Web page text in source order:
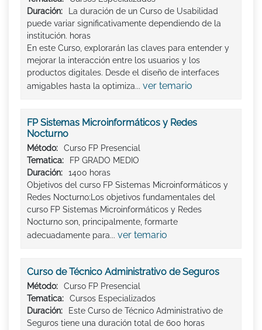
Duración:
La duración de un Curso de Usabilidad
puede variar significativamente dependiendo de la
institución. horas
En este Curso, explorarán las claves para entender y
mejorar la interacción entre los usuarios y los
productos digitales. Desde el diseño de interfaces
amigables hasta la optimiza... ver temario
FP Sistemas Microinformáticos y Redes
Nocturno
Método:
Curso FP Presencial
Tematica:
FP GRADO MEDIO
Duración:
1400 horas
Objetivos del curso FP Sistemas Microinformáticos y
Redes Nocturno:Los objetivos fundamentales del
curso FP Sistemas Microinformáticos y Redes
Nocturno son, principalmente, formarte
adecuadamente para... ver temario
Curso de Técnico Administrativo de Seguros
Método:
Curso FP Presencial
Tematica:
Cursos Especializados
Duración:
Este Curso de Técnico Administrativo de
Seguros tiene una duración total de 600 horas